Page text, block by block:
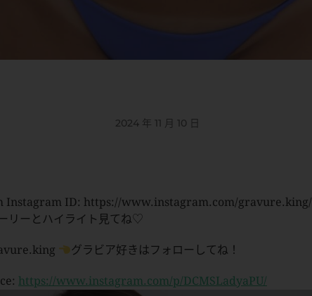
2024 年 11 月 10 日
Instagram ID: https://www.instagram.com/gravure.king/
リーとハイライト見てね♡
グラビア好きはフォローしてね！
https://www.instagram.com/p/DCMSLadyaPU/